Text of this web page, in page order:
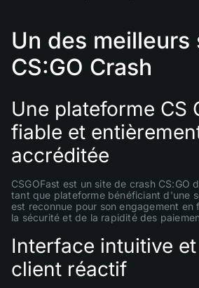
Un des meilleurs
CS:GO Crash
Une plateforme CS
fiable et
accréditée
CSGOFast est un site de crash CS:GO
tant que plateforme bénéficiant d'une
est reconnue pour son engagement
la sécurité et de la rapidité des
Interface intuitive
client réactif